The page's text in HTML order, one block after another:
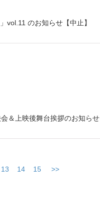
のお知らせ【中止】
＆上映後舞台挨拶のお知らせ
13 14 15 >>